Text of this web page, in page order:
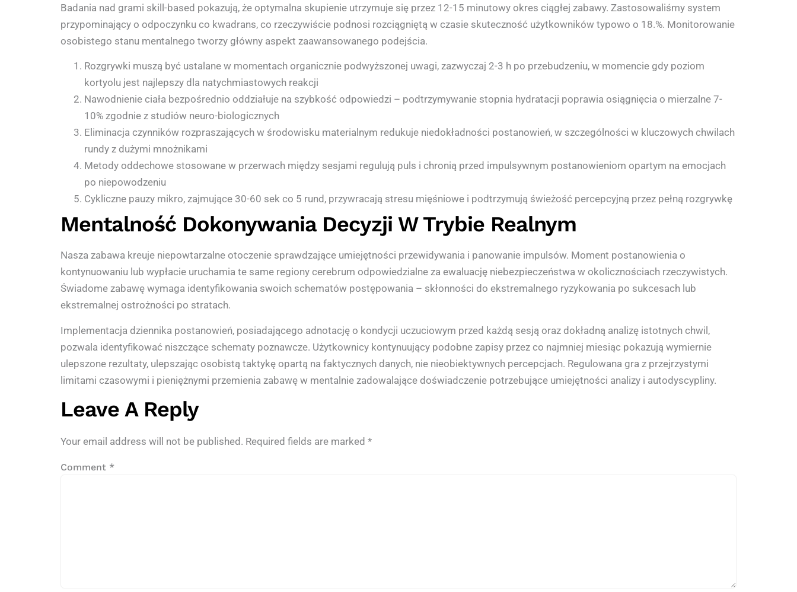
Badania nad grami skill-based pokazują, że optymalna skupienie utrzymuje się przez 12-15 minutowy okres ciągłej zabawy. Zastosowaliśmy system
przypominający o odpoczynku co kwadrans, co rzeczywiście podnosi rozciągniętą w czasie skuteczność użytkowników typowo o 18.%. Monitorowanie
osobistego stanu mentalnego tworzy główny aspekt zaawansowanego podejścia.
Rozgrywki muszą być ustalane w momentach organicznie podwyższonej uwagi, zazwyczaj 2-3 h po przebudzeniu, w momencie gdy poziom
kortyolu jest najlepszy dla natychmiastowych reakcji
Nawodnienie ciała bezpośrednio oddziałuje na szybkość odpowiedzi – podtrzymywanie stopnia hydratacji poprawia osiągnięcia o mierzalne 7-
10% zgodnie z studiów neuro-biologicznych
Eliminacja czynników rozpraszających w środowisku materialnym redukuje niedokładności postanowień, w szczególności w kluczowych chwilach
rundy z dużymi mnożnikami
Metody oddechowe stosowane w przerwach między sesjami regulują puls i chronią przed impulsywnym postanowieniom opartym na emocjach
po niepowodzeniu
Cykliczne pauzy mikro, zajmujące 30-60 sek co 5 rund, przywracają stresu mięśniowe i podtrzymują świeżość percepcyjną przez pełną rozgrywkę
Mentalność Dokonywania Decyzji W Trybie Realnym
Nasza zabawa kreuje niepowtarzalne otoczenie sprawdzające umiejętności przewidywania i panowanie impulsów. Moment postanowienia o
kontynuowaniu lub wypłacie uruchamia te same regiony cerebrum odpowiedzialne za ewaluację niebezpieczeństwa w okolicznościach rzeczywistych.
Świadome zabawę wymaga identyfikowania swoich schematów postępowania – skłonności do ekstremalnego ryzykowania po sukcesach lub
ekstremalnej ostrożności po stratach.
Implementacja dziennika postanowień, posiadającego adnotację o kondycji uczuciowym przed każdą sesją oraz dokładną analizę istotnych chwil,
pozwala identyfikować niszczące schematy poznawcze. Użytkownicy kontynuujący podobne zapisy przez co najmniej miesiąc pokazują wymiernie
ulepszone rezultaty, ulepszając osobistą taktykę opartą na faktycznych danych, nie nieobiektywnych percepcjach. Regulowana gra z przejrzystymi
limitami czasowymi i pieniężnymi przemienia zabawę w mentalnie zadowalające doświadczenie potrzebujące umiejętności analizy i autodyscypliny.
Leave A Reply
Your email address will not be published. Required fields are marked *
Comment *